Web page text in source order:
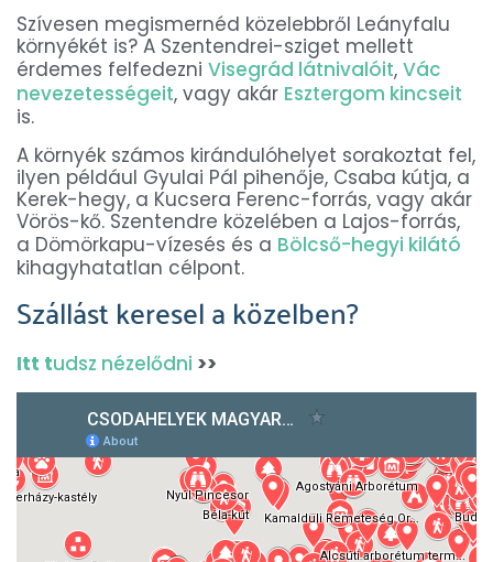
Szívesen megismernéd közelebbről Leányfalu
környékét is? A Szentendrei-sziget mellett
érdemes felfedezni Visegrád látnivalóit, Vác
nevezetességeit, vagy akár Esztergom kincseit
is.
A környék számos kirándulóhelyet sorakoztat fel,
ilyen például Gyulai Pál pihenője, Csaba kútja, a
Kerek-hegy, a Kucsera Ferenc-forrás, vagy akár
Vörös-kő. Szentendre közelében a Lajos-forrás,
a Dömörkapu-vízesés és a Bölcső-hegyi kilátó
kihagyhatatlan célpont.
Szállást keresel a közelben?
Itt tudsz nézelődni >>